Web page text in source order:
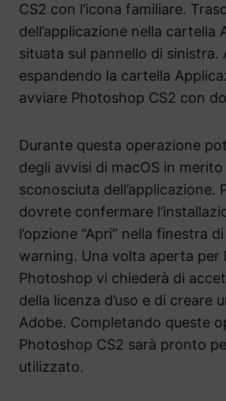
CS2 con l’icona familiare.
dell’applicazione nella cartella
situata sul pannello di sinistra.
espandendo la cartella
avviare Photoshop CS2 con
Durante questa operazione
degli avvisi di macOS in merito
sconosciuta dell’applicazione.
dovrete confermare
l’opzione “Apri” nella finestra
warning. Una volta aperta per
Photoshop vi chiederà di
della licenza d’uso e di creare
Adobe. Completando queste
Photoshop CS2 sarà pronto
utilizzato.